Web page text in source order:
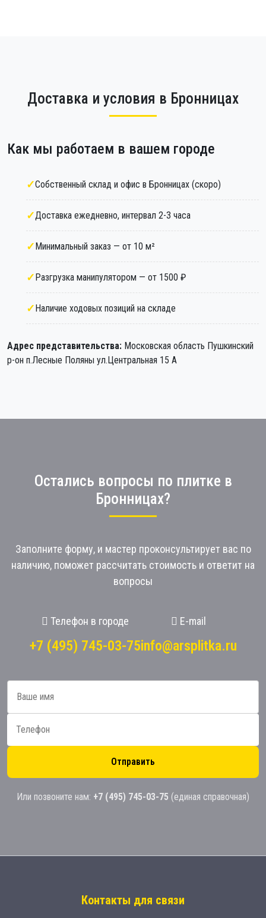
Доставка и условия в Бронницах
Как мы работаем в вашем городе
Собственный склад и офис в Бронницах (скоро)
Доставка ежедневно, интервал 2-3 часа
Минимальный заказ — от 10 м²
Разгрузка манипулятором — от 1500 ₽
Наличие ходовых позиций на складе
Адрес представительства: Московская область Пушкинский
р-он п.Лесные Поляны ул.Центральная 15 А
Остались вопросы по плитке в
Бронницах?
Заполните форму, и мастер проконсультирует вас по
наличию, поможет рассчитать стоимость и ответит на
вопросы
Телефон в городе
+7 (495) 745-03-75
E-mail
info@arsplitka.ru
Отправить
Или позвоните нам: +7 (495) 745-03-75 (единая справочная)
Контакты для связи